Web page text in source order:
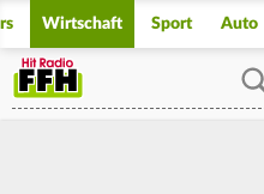
Wirtschaft Sport Auto